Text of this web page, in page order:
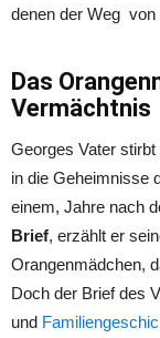
denen der Weg von
Das
Vermächtnis
Georges Vater
in die Geheimnisse
einem, Jahre nach
Brief, erzählt er
Orangenmädchen,
Doch der Brief des
und